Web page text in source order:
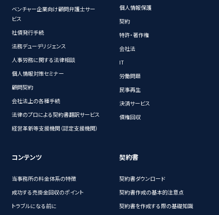
ベンチャー企業向け顧問弁護士サー
ビス
社債発行手続
法務デューデリジェンス
人事労務に関する法律相談
個人情報対策セミナー
顧問契約
会社法上の各種手続
法律のプロによる契約書翻訳サービス
経営革新等支援機関（認定支援機関）
個人情報保護
契約
特許・著作権
会社法
IT
労働問題
民事再生
決済サービス
債権回収
コンテンツ
当事務所の料金体系の特徴
成功する売掛金回収のポイント
トラブルになる前に
契約書
契約書ダウンロード
契約書作成の基本的注意点
契約書を作成する際の基礎知識